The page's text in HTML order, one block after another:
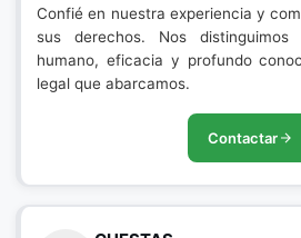
Confié en nuestra experiencia y
sus derechos. Nos
humano, eficacia y profundo
legal que abarcamos.
Contactar